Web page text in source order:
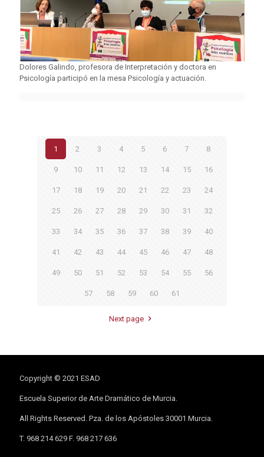
Dolores Galindo, profesora de Interpretación y doctora en
Psicología participó en la mesa Psicología y actuación.
1 2 3 4 5 6 7 8
9 10 11 12 13 14 15 16
17 18 19 20 21 22 23 24
25 26 27 28 29 30 31 32
33 34 35 36 37 38 39 40
41 42 43 44 45 46 47 48
49 50 51 52 53 54 55 56
57 58 59 60 61
Next page
Copyright © 2021 ESAD
Escuela Superior de Arte Dramático de Murcia.
All Rights Reserved. Pza. de los Apóstoles 30001 Murcia.
T. 968 214 629 F. 968 217 636